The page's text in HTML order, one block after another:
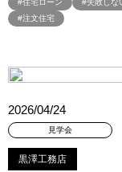
#3/28（木）NEW OPEN
#amazonギフトカード
#DaiwaHouse
#住宅ローン
#失敗しな
#注文住宅
2026/04/24
見学会
黒澤工務店